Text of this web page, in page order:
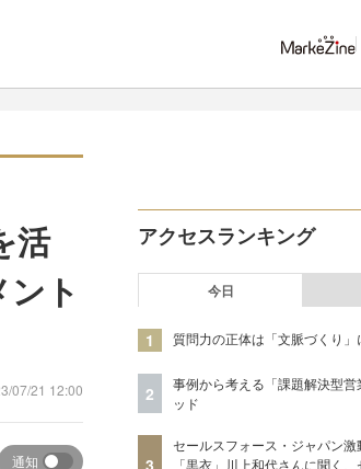
活
ト
07/21 12:00
通知
アクセスランキング
今日
1 質問力の正体は「文脈づくり」
2
事例から考える「課題解決型
ッド
3
セールスフォース・ジャパン
「黒衣」川上和代さんに聞く